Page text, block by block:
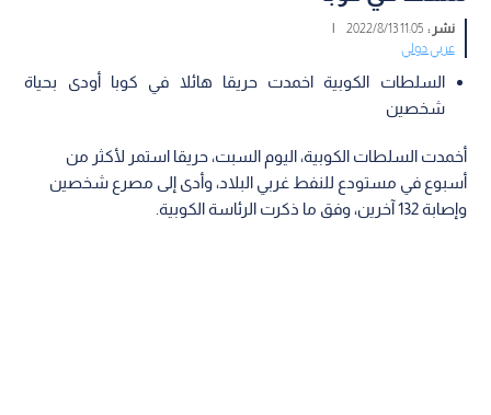
نشر :11:05 2022/8/13
|
عربي دولي
السلطات الكوبية اخمدت حريقا هائلا في كوبا أودى بحياة
شخصين
أخمدت السلطات الكوبية، اليوم السبت، حريقا استمر لأكثر من
أسبوع في مستودع للنفط غربي البلاد، وأدى إلى مصرع شخصين
وإصابة 132 آخرين، وفق ما ذكرت الرئاسة الكوبية.